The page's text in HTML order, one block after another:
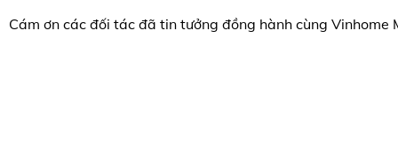
Cám ơn các đối tác đã tin tưởng đồng hành cùng Vinhome